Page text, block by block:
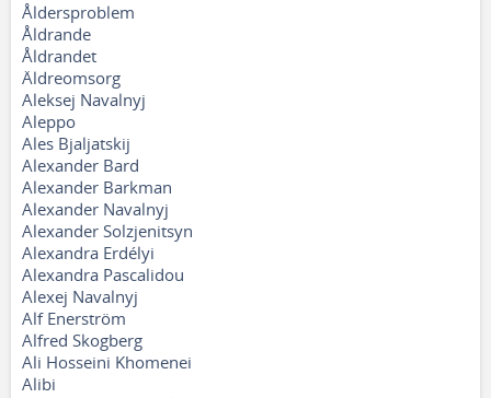
Åldersproblem
Åldrande
Åldrandet
Äldreomsorg
Aleksej Navalnyj
Aleppo
Ales Bjaljatskij
Alexander Bard
Alexander Barkman
Alexander Navalnyj
Alexander Solzjenitsyn
Alexandra Erdélyi
Alexandra Pascalidou
Alexej Navalnyj
Alf Enerström
Alfred Skogberg
Ali Hosseini Khomenei
Alibi